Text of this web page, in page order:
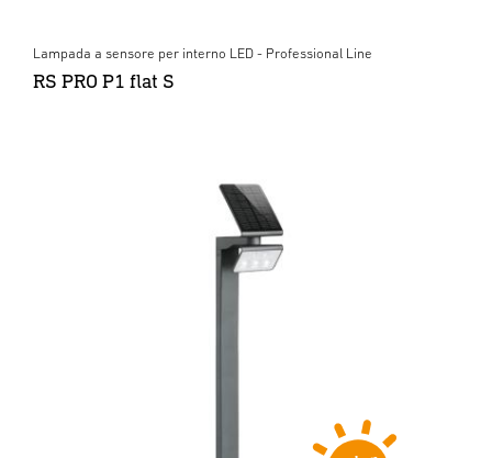
Lampada a sensore per interno LED - Professional Line
RS PRO P1 flat S